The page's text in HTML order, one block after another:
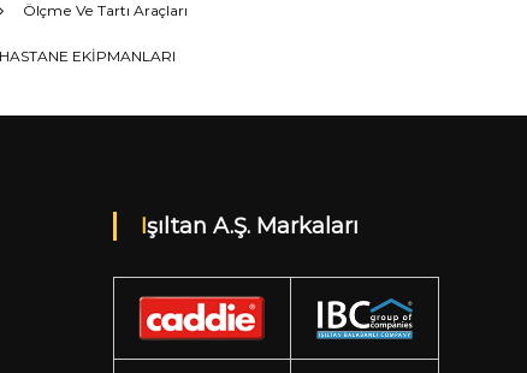
Ölçme Ve Tartı Araçları
HASTANE EKİPMANLARI
Işıltan A.Ş. Markaları